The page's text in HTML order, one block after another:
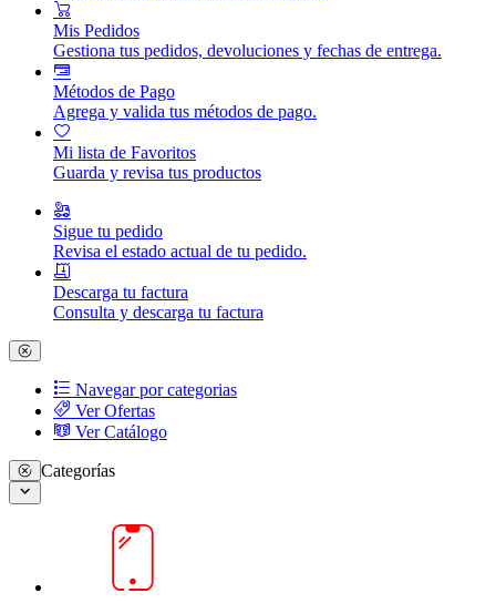
Mis Pedidos
Gestiona tus pedidos, devoluciones y fechas de entrega.
Métodos de Pago
Agrega y valida tus métodos de pago.
Mi lista de Favoritos
Guarda y revisa tus productos
Sigue tu pedido
Revisa el estado actual de tu pedido.
Descarga tu factura
Consulta y descarga tu factura
Navegar por categorias
Ver Ofertas
Ver Catálogo
Categorías